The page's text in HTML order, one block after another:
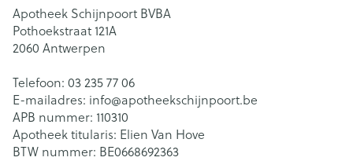
Apotheek Schijnpoort BVBA
Pothoekstraat 121A
2060 Antwerpen
Telefoon: 03 235 77 06
E-mailadres: info@apotheekschijnpoort.be
APB nummer: 110310
Apotheek titularis: Elien Van Hove
BTW nummer: BE0668692363